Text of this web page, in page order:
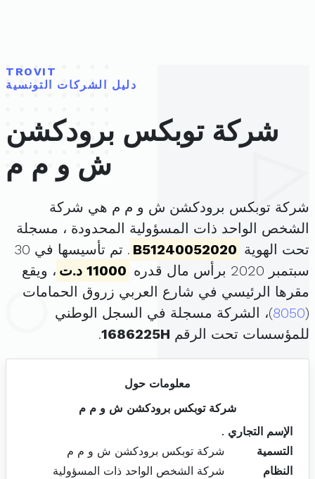
TROVIT
دليل الشركات التونسية
شركة توبكس برودكشن
ش و م م
شركة توبكس برودكشن ش و م م هي شركة
الشخص الواحد ذات المسؤولية المحدودة ، مسجلة
تحت الهوية B51240052020
. تم تأسيسها في 30
سبتمبر 2020 برأس مال قدره
11000 د.ت
، ويقع
مقرها الرئيسي في شارع العربي زروق الحمامات
(
8050)، الشركة مسجلة في السجل الوطني
للمؤسسات تحت الرقم 1686225H
.
معلومات حول
شركة توبكس برودكشن ش و م م
الإسم التجاري .
التسمية
شركة توبكس برودكشن ش و م م
النظام
شركة الشخص الواحد ذات المسؤولية